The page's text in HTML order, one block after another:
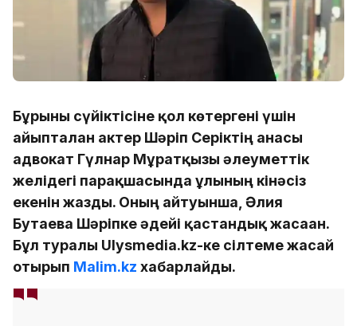
Бұрынғы сүйіктісіне қол көтергені үшін
айыпталған актер Шәріп Серіктің анасы
адвокат Гүлнар Мұратқызы әлеуметтік
желідегі парақшасында ұлының кінәсіз
екенін жазды. Оның айтуынша, Әлия
Бутаева Шәріпке әдейі қастандық жасаған.
Бұл туралы Ulysmedia.kz-ке сілтеме жасай
отырып Malim.kz хабарлайды.